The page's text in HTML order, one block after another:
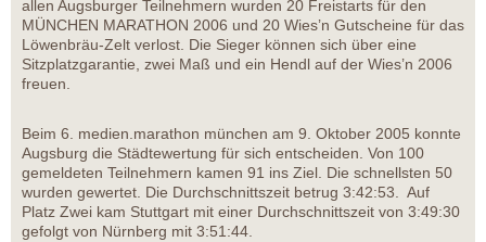
allen Augsburger Teilnehmern wurden 20 Freistarts für den
MÜNCHEN MARATHON 2006 und 20 Wies’n Gutscheine für das
Löwenbräu-Zelt verlost. Die Sieger können sich über eine
Sitzplatzgarantie, zwei Maß und ein Hendl auf der Wies’n 2006
freuen.
Beim 6. medien.marathon münchen am 9. Oktober 2005 konnte
Augsburg die Städtewertung für sich entscheiden. Von 100
gemeldeten Teilnehmern kamen 91 ins Ziel. Die schnellsten 50
wurden gewertet. Die Durchschnittszeit betrug 3:42:53. Auf
Platz Zwei kam Stuttgart mit einer Durchschnittszeit von 3:49:30
gefolgt von Nürnberg mit 3:51:44.